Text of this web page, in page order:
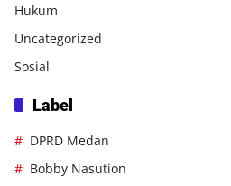
Hukum
Uncategorized
Sosial
Label
DPRD Medan
Bobby Nasution